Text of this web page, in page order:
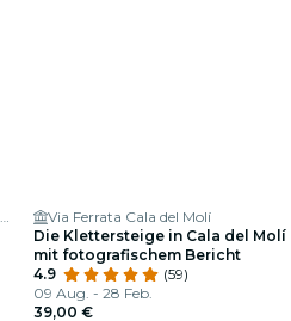
Kayak & Snorkel Day Tour in La Costa Brava - Meeting Point
Via Ferrata Cala del Molí
Die Klettersteige in Cala del Molí
mit fotografischem Bericht
4.9
(59)
09 Aug. - 28 Feb.
39,00 €